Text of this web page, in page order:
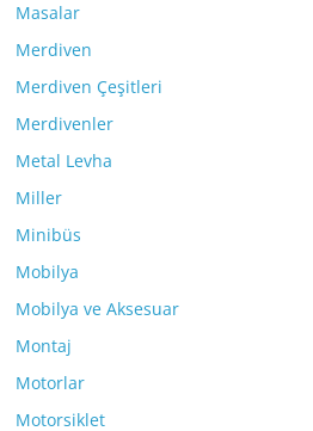
Masalar
Merdiven
Merdiven Çeşitleri
Merdivenler
Metal Levha
Miller
Minibüs
Mobilya
Mobilya ve Aksesuar
Montaj
Motorlar
Motorsiklet